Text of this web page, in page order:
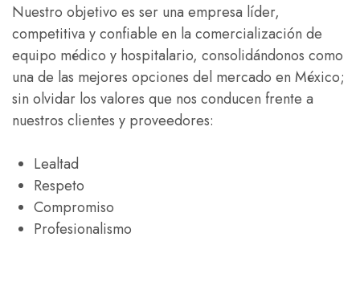
Nuestro objetivo es ser una empresa líder,
competitiva y confiable en la comercialización de
equipo médico y hospitalario, consolidándonos como
una de las mejores opciones del mercado en México;
sin olvidar los valores que nos conducen frente a
nuestros clientes y proveedores:
Lealtad
Respeto
Compromiso
Profesionalismo